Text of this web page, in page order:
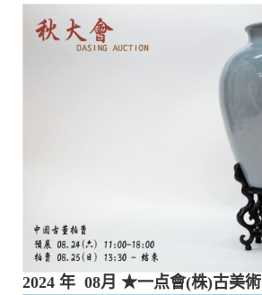
2024 年 08月 ★一点會(株)古美術